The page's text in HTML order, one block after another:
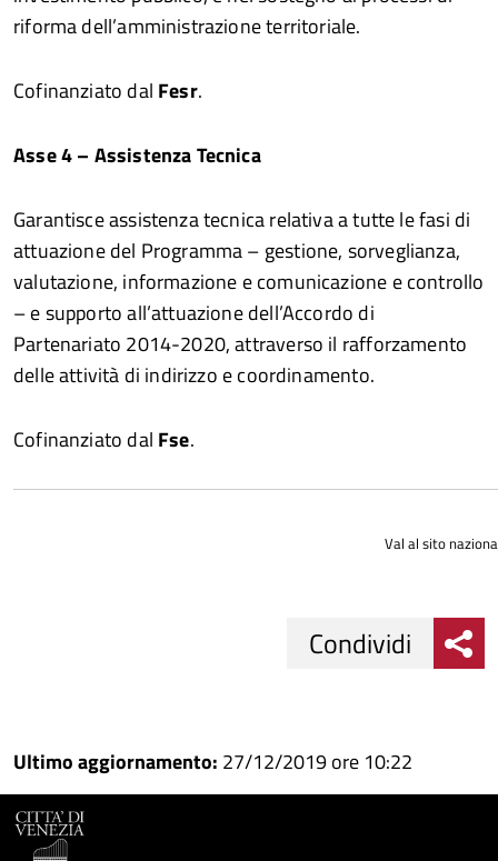
riforma dell’amministrazione territoriale.
Cofinanziato dal Fesr.
Asse 4 – Assistenza Tecnica
Garantisce assistenza tecnica relativa a tutte le fasi di
attuazione del Programma – gestione, sorveglianza,
valutazione, informazione e comunicazione e controllo
– e supporto all’attuazione dell’Accordo di
Partenariato 2014-2020, attraverso il rafforzamento
delle attività di indirizzo e coordinamento.
Cofinanziato dal Fse.
Val al sito
su
Facebook
Condividi
su
Condividi
Condividi
Ultimo aggiornamento: 27/12/2019 ore 10:22